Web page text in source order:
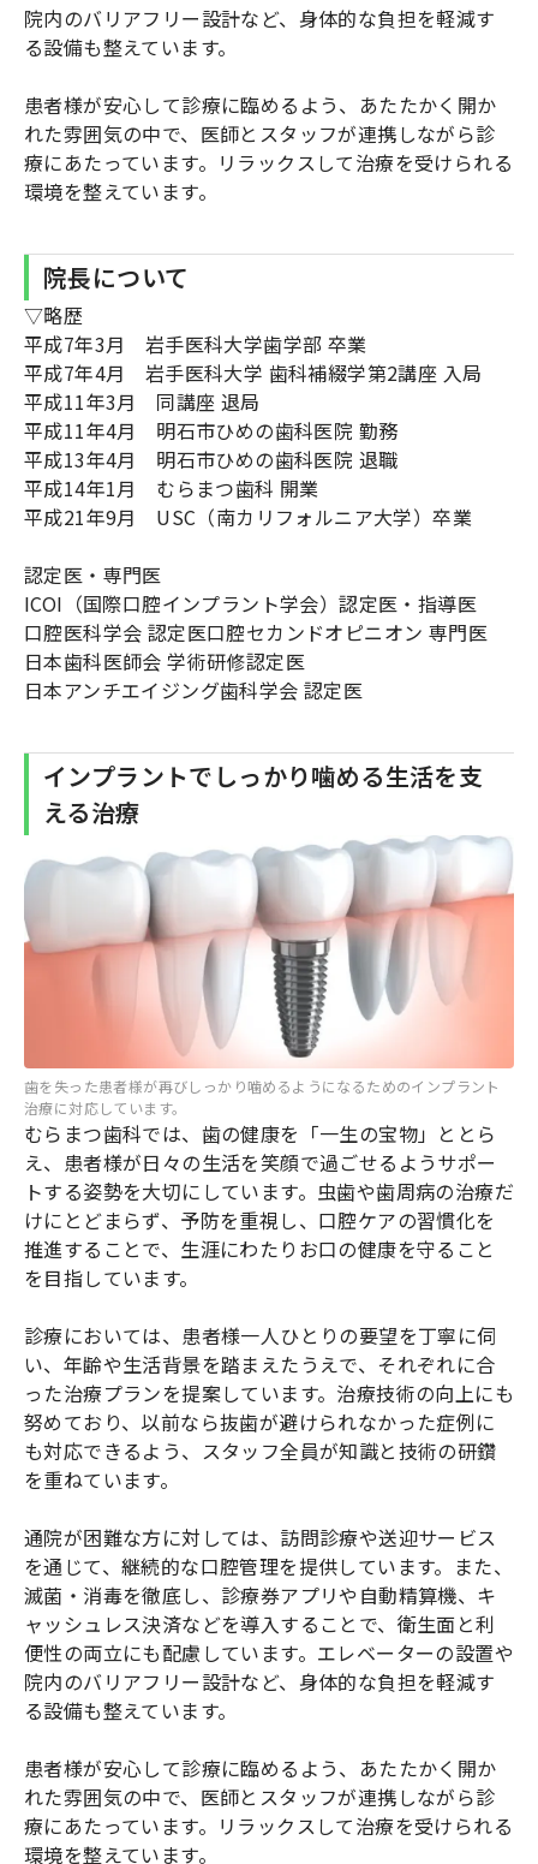
院内のバリアフリー設計など、身体的な負担を軽減す
る設備も整えています。
患者様が安心して診療に臨めるよう、あたたかく開か
れた雰囲気の中で、医師とスタッフが連携しながら診
療にあたっています。リラックスして治療を受けられる
環境を整えています。
院長について
▽略歴
平成7年3月 岩手医科大学歯学部 卒業
平成7年4月 岩手医科大学 歯科補綴学第2講座 入局
平成11年3月 同講座 退局
平成11年4月 明石市ひめの歯科医院 勤務
平成13年4月 明石市ひめの歯科医院 退職
平成14年1月 むらまつ歯科 開業
平成21年9月 USC（南カリフォルニア大学）卒業
認定医・専門医
ICOI（国際口腔インプラント学会）認定医・指導医
口腔医科学会 認定医口腔セカンドオピニオン 専門医
日本歯科医師会 学術研修認定医
日本アンチエイジング歯科学会 認定医
インプラントでしっかり噛める生活を支
える治療
歯を失った患者様が再びしっかり噛めるようになるためのインプラント
治療に対応しています。
むらまつ歯科では、歯の健康を「一生の宝物」ととら
え、患者様が日々の生活を笑顔で過ごせるようサポー
トする姿勢を大切にしています。虫歯や歯周病の治療だ
けにとどまらず、予防を重視し、口腔ケアの習慣化を
推進することで、生涯にわたりお口の健康を守ること
を目指しています。
診療においては、患者様一人ひとりの要望を丁寧に伺
い、年齢や生活背景を踏まえたうえで、それぞれに合
った治療プランを提案しています。治療技術の向上にも
努めており、以前なら抜歯が避けられなかった症例に
も対応できるよう、スタッフ全員が知識と技術の研鑽
を重ねています。
通院が困難な方に対しては、訪問診療や送迎サービス
を通じて、継続的な口腔管理を提供しています。また、
滅菌・消毒を徹底し、診療券アプリや自動精算機、キ
ャッシュレス決済などを導入することで、衛生面と利
便性の両立にも配慮しています。エレベーターの設置や
院内のバリアフリー設計など、身体的な負担を軽減す
る設備も整えています。
患者様が安心して診療に臨めるよう、あたたかく開か
れた雰囲気の中で、医師とスタッフが連携しながら診
療にあたっています。リラックスして治療を受けられる
環境を整えています。